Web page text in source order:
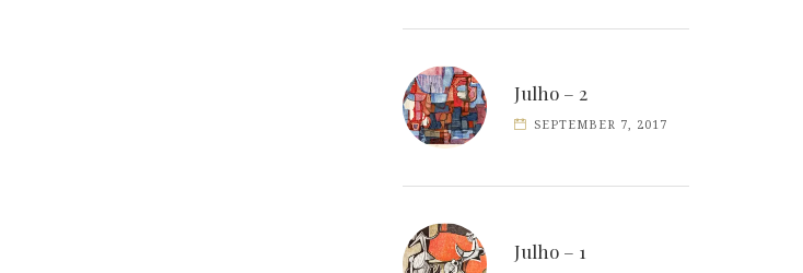
Julho – 2
SEPTEMBER 7, 2017
Julho – 1